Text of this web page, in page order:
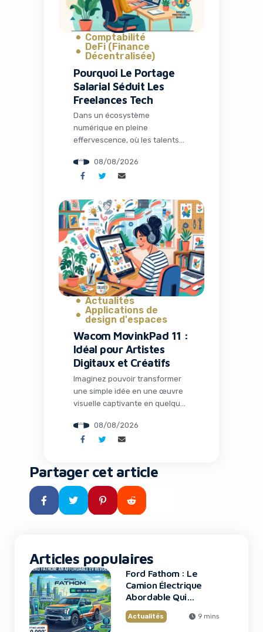
Comptabilité
DeFi (Finance
Décentralisée)
Pourquoi Le Portage
Salarial Séduit Les
Freelances Tech
Dans un écosystème
numérique en pleine
effervescence, où les talents
jamais, de nombreux
développeurs, chefs de projet
audacieux de l’indépendance.
Pourtant, après les premiers
mois d’euphorie, une réalité
administrative souvent lourde
vient ternir cette liberté tant
recherchée. C’est précisément
à ce moment que le […]
08/08/2026
Actualités
Applications de
design d'espaces
Wacom MovinkPad 11 :
Idéal pour Artistes
Digitaux et Créatifs
Imaginez pouvoir transformer
une simple idée en une œuvre
visuelle captivante en quelques
canapé ou votre bureau
nomade. Dans un monde où le
campagnes marketing,
disposer du bon outil peut faire
toute la différence entre un
projet amateur et une […]
08/08/2026
Partager cet article
Articles populaires
Ford Fathom : Le
Camion Électrique
Abordable Qui
Bouleverse Le
Marché
Actualités 9 mins